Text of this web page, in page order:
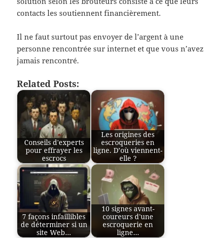
contacts les soutiennent financièrement.
Il ne faut surtout pas envoyer de l’argent à une
personne rencontrée sur internet et que vous n’avez
jamais rencontré.
Related Posts:
Conseils d'experts
pour effrayer les
escrocs
Les origines des
escroqueries en
ligne. D’où viennent-
elle ?
7 façons infaillibles
de déterminer si un
site Web…
10 signes avant-
coureurs d'une
escroquerie en
ligne…